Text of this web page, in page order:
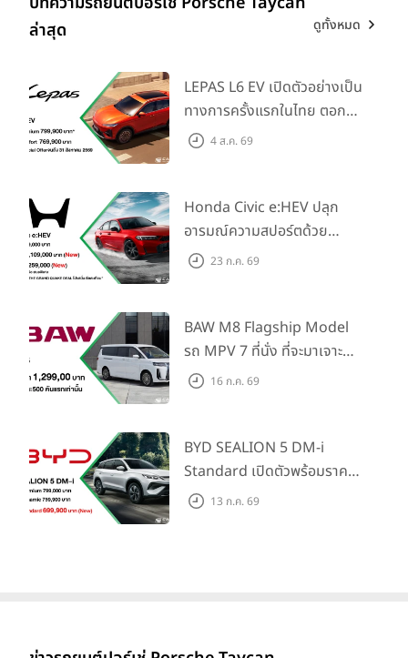
ล่าสุด
ดูทั้งหมด
LEPAS L6 EV เปิดตัวอย่างเป็น
ทางการครั้งแรกในไทย ตอกย้ำ
วิสัยทัศน์ “Drive Your
4 ส.ค. 69
Honda Civic e:HEV ปลุก
อารมณ์ความสปอร์ตด้วย
Honda S+ Shift ครั้งแรกใน
Traffic Monitor เพียงจอง
ภายใน 31 ก.ค. 2569 รับบัตร
น้ำมันมูลค่า 10,000 บาท
23 ก.ค. 69
BAW M8 Flagship Model
รถ MPV 7 ที่นั่ง ที่จะมาเจาะ
ตลาดครอบครัวและองค์กรยุค
แรก)
16 ก.ค. 69
BYD SEALION 5 DM-i
Standard เปิดตัวพร้อมราคา
คาดการณ์ 699,900 บาท รุ่น
13 ก.ค. 69